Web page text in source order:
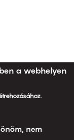
a webhelyen
nem